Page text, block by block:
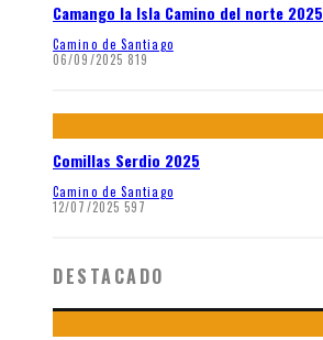
Camango la Isla Camino del norte 2025
Camino de Santiago
06/09/2025 819
Comillas Serdio 2025
Camino de Santiago
12/07/2025 597
DESTACADO